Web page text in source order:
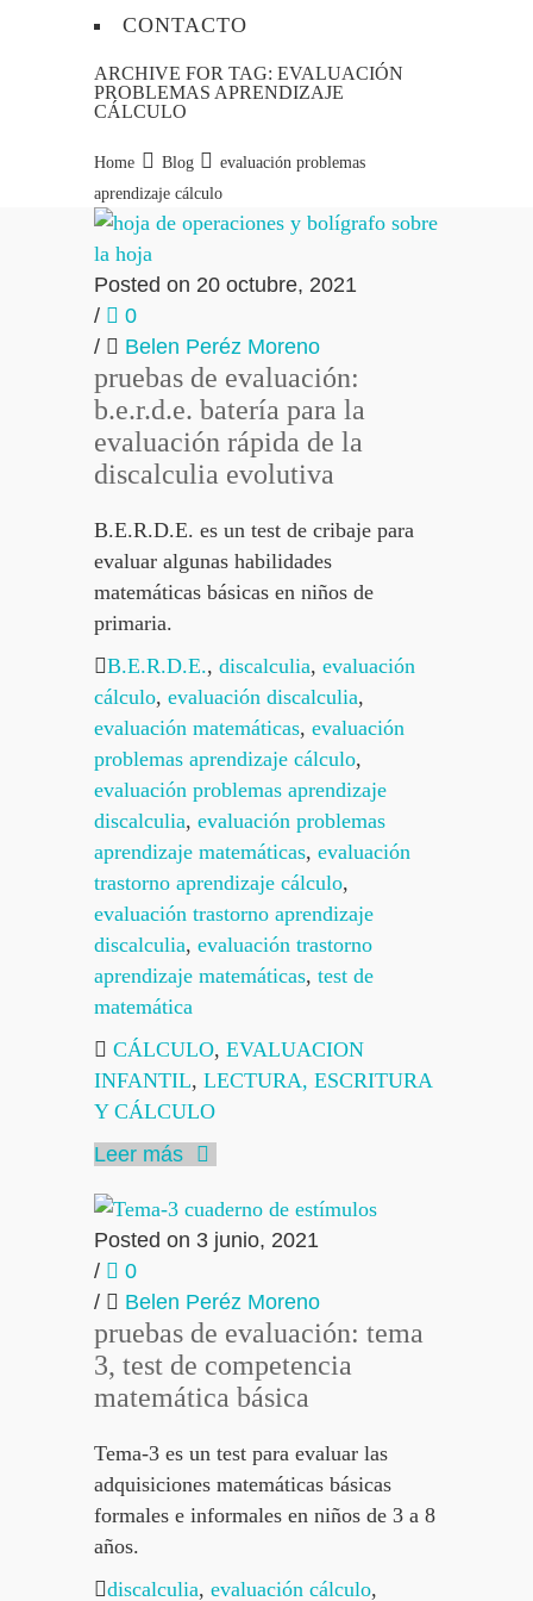
CONTACTO
ARCHIVE FOR TAG: EVALUACIÓN
PROBLEMAS APRENDIZAJE
CÁLCULO
Home Blog
evaluación problemas
aprendizaje cálculo
Posted on 20 octubre, 2021
/
0
/
Belen Peréz Moreno
pruebas de evaluación:
b.e.r.d.e. batería para la
evaluación rápida de la
discalculia evolutiva
B.E.R.D.E. es un test de cribaje para
evaluar algunas habilidades
matemáticas básicas en niños de
primaria.
B.E.R.D.E., discalculia, evaluación
cálculo, evaluación discalculia,
evaluación matemáticas, evaluación
problemas aprendizaje cálculo,
evaluación problemas aprendizaje
discalculia, evaluación problemas
aprendizaje matemáticas, evaluación
trastorno aprendizaje cálculo,
evaluación trastorno aprendizaje
discalculia, evaluación trastorno
aprendizaje matemáticas, test de
matemática
CÁLCULO, EVALUACION
INFANTIL, LECTURA, ESCRITURA
Y CÁLCULO
Leer más
Posted on 3 junio, 2021
/
0
/
Belen Peréz Moreno
pruebas de evaluación: tema
3, test de competencia
matemática básica
Tema-3 es un test para evaluar las
adquisiciones matemáticas básicas
formales e informales en niños de 3 a 8
años.
discalculia, evaluación cálculo,